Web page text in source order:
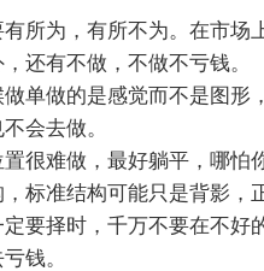
所为，有所不为。在市场
还有不做，不做不亏钱。
单做的是感觉而不是图形
会去做。
很难做，最好躺平，哪怕
标准结构可能只是背影，
要择时，千万不要在不好
钱。